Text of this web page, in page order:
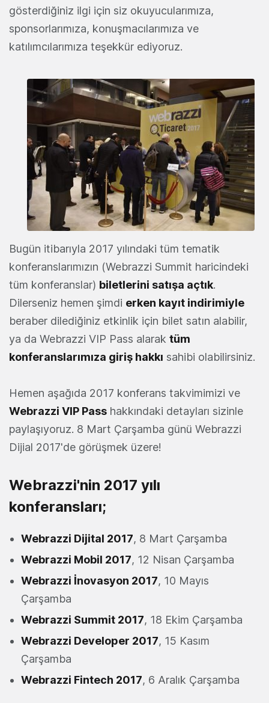
gösterdiğiniz ilgi için siz okuyucularımıza,
sponsorlarımıza, konuşmacılarımıza ve
katılımcılarımıza teşekkür ediyoruz.
Bugün itibarıyla 2017 yılındaki tüm tematik
konferanslarımızın (Webrazzi Summit haricindeki
tüm konferanslar) biletlerini satışa açtık.
Dilerseniz hemen şimdi erken kayıt indirimiyle
beraber dilediğiniz etkinlik için bilet satın alabilir,
ya da Webrazzi VIP Pass alarak tüm
konferanslarımıza giriş hakkı sahibi olabilirsiniz.
Hemen aşağıda 2017 konferans takvimimizi ve
Webrazzi VIP Pass hakkındaki detayları sizinle
paylaşıyoruz. 8 Mart Çarşamba günü Webrazzi
Dijial 2017'de görüşmek üzere!
Webrazzi'nin 2017 yılı
konferansları;
Webrazzi Dijital 2017, 8 Mart Çarşamba
Webrazzi Mobil 2017, 12 Nisan Çarşamba
Webrazzi İnovasyon 2017, 10 Mayıs
Çarşamba
Webrazzi Summit 2017, 18 Ekim Çarşamba
Webrazzi Developer 2017, 15 Kasım
Çarşamba
Webrazzi Fintech 2017, 6 Aralık Çarşamba